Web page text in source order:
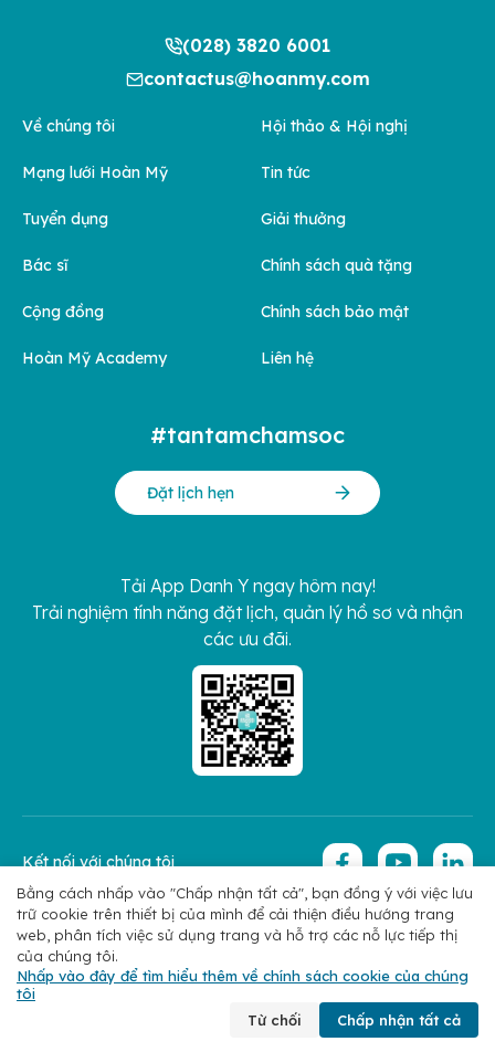
(028) 3820 6001
contactus@hoanmy.com
Về chúng tôi
Mạng lưới Hoàn Mỹ
Tuyển dụng
Bác sĩ
Cộng đồng
Hoàn Mỹ Academy
Hội thảo & Hội nghị
Tin tức
Giải thưởng
Chính sách quà tặng
Chính sách bảo mật
Liên hệ
#tantamchamsoc
Đặt lịch hẹn
Tải App Danh Y ngay hôm nay!
Trải nghiệm tính năng đặt lịch, quản lý hồ sơ và nhận
các ưu đãi.
Chính sách bảo mật Copyright 2026 © Hoan My Corporation
Kết nối với chúng tôi
Đặt lịch Liên hệ
Bằng cách nhấp vào "Chấp nhận tất cả", bạn đồng ý với việc lưu
trữ cookie trên thiết bị của mình để cải thiện điều hướng trang
web, phân tích việc sử dụng trang và hỗ trợ các nỗ lực tiếp thị
của chúng tôi.
Nhấp vào đây để tìm hiểu thêm về chính sách cookie của chúng
tôi
Từ chối
Chấp nhận tất cả